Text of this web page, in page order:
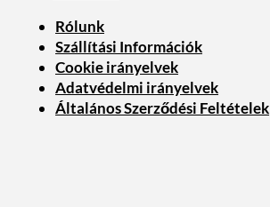
Rólunk
Szállítási Információk
Cookie irányelvek
Adatvédelmi irányelvek
Általános Szerződési Feltételek